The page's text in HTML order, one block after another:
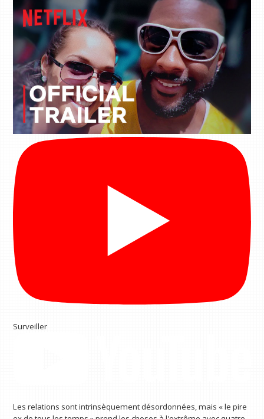
Surveiller
Les relations sont intrinsèquement désordonnées, mais « le pire